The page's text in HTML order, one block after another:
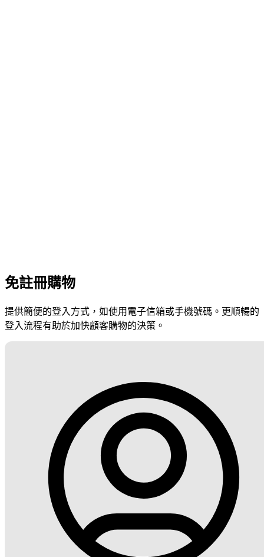
免註冊購物
提供簡便的登入方式，如使用電子信箱或手機號碼。更順暢的
登入流程有助於加快顧客購物的決策。